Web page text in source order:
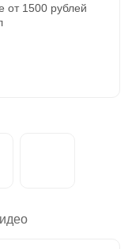
от 1500 рублей